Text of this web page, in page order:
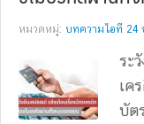
หมวดหมู่: บทความไอที 24
ระ
เค
บัต